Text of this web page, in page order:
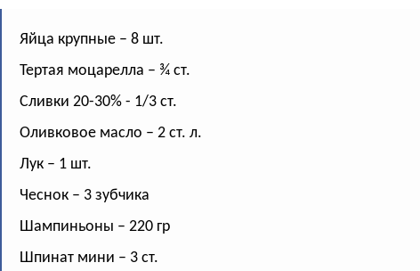
Яйца крупные – 8 шт.
Тертая моцарелла – ¾ ст.
Сливки 20-30% - 1/3 ст.
Оливковое масло – 2 ст. л.
Лук – 1 шт.
Чеснок – 3 зубчика
Шампиньоны – 220 гр
Шпинат мини – 3 ст.